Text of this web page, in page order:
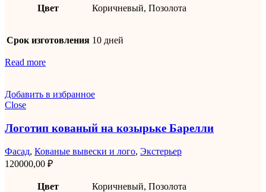
Цвет Коричневый, Позолота
Срок изготовления 10 дней
Read more
Добавить в избранное
Close
Логотип кованый на козырьке Барелли
Фасад, Кованые вывески и лого, Экстерьер
120000,00 ₽
Цвет Коричневый, Позолота